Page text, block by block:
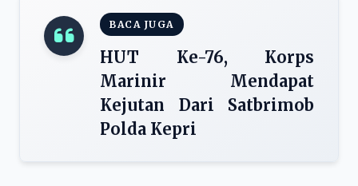
BACA JUGA
HUT Ke-76, Korps
Marinir Mendapat
Kejutan Dari Satbrimob
Polda Kepri